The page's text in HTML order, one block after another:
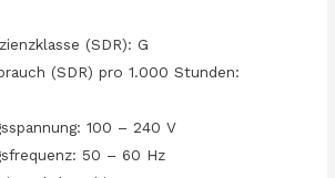
(SDR): G
(SDR) pro 1.000 Stunden:
100 – 240 V
50 – 60 Hz